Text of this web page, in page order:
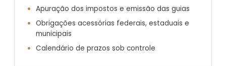
Apuração dos impostos e emissão das guias
Obrigações acessórias federais, estaduais e
municipais
Calendário de prazos sob controle